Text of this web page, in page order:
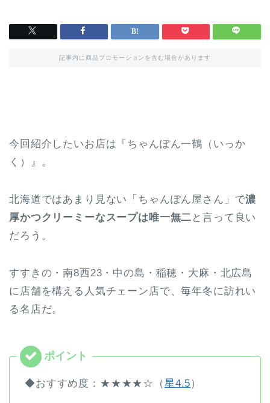
記事内に商品プロモーションを含む場合があります
今回紹介したいお店は『ちゃんぽん一鶴（いっか
く）』。
北海道ではあまり見ない「ちゃんぽん屋さん」で濃
厚かつクリーミーなスープは唯一無二 と言って良い
だろう。
すすきの・南8西23・中の島・稲穂・大麻・北広島
に店舗を構える人気チェーン店で、毎年冬に訪れい
る名店だ。
◆おすすめ度：★★★★☆（星4.5）